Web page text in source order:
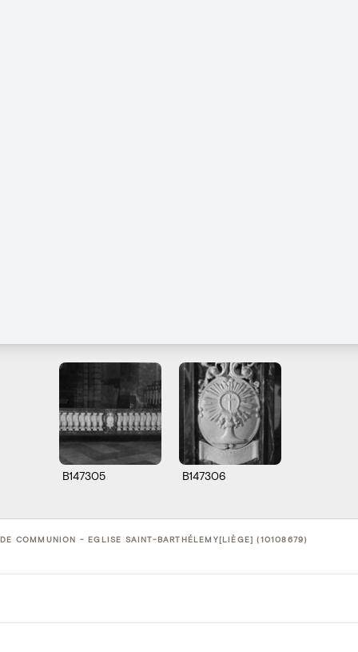
B147305 B147306
COMMUNION - EGLISE SAINT-BARTHÉLEMY[LIÈGE] (10108679)